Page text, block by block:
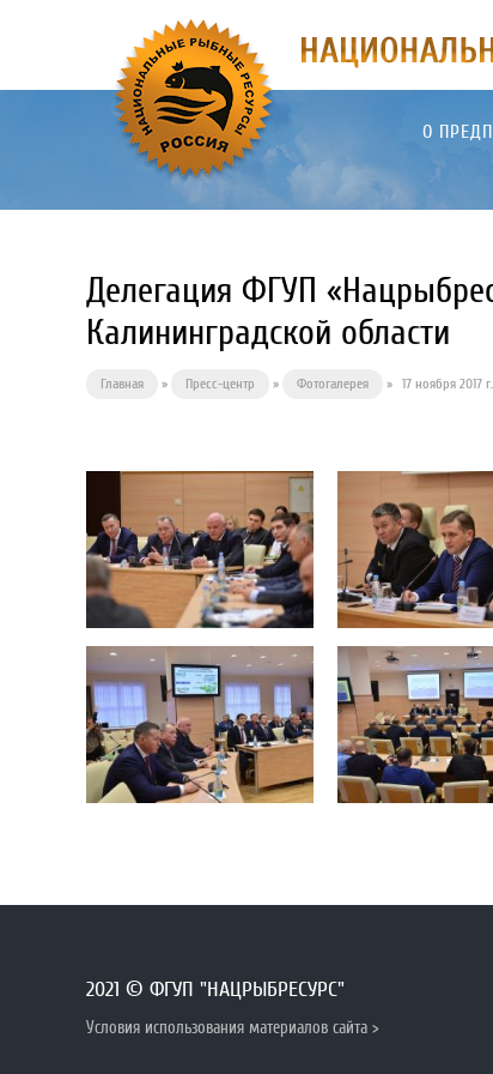
О
Делегация ФГУП
Калининградской области
Главная » Пресс-центр » Фотогалерея » 17 ноября 2017
2021 © ФГУП "НАЦРЫБРЕСУРС"
Условия использования материалов сайта >